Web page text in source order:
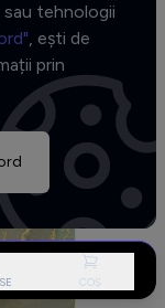
COȘ
tehnologii
, ești de
prin